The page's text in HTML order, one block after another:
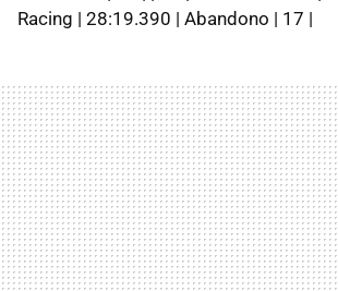
Racing | 28:19.390 | Abandono | 17 |